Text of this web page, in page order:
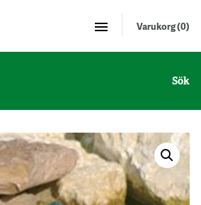
Varukorg (0)
Sök